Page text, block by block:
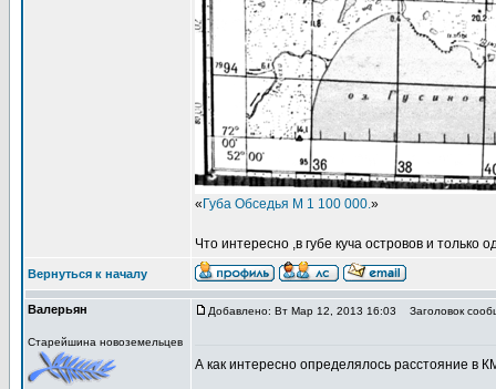
« Губа Обседья М 1 100 000.»
Что интересно ,в губе куча островов и только
Вернуться к началу
Валерьян
Старейшина новоземельцев
Добавлено: Вт Мар 12, 2013 16:03 Заголовок
А как интересно определялось расстояние в